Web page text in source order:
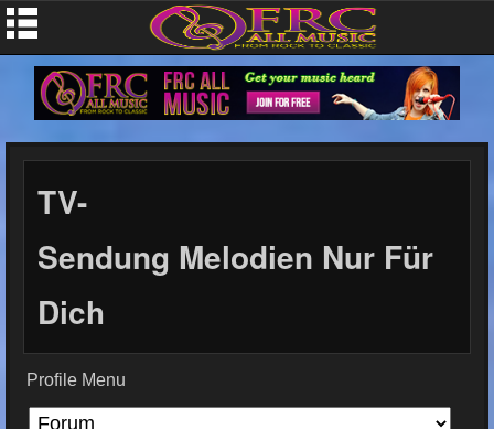
TV-
Sendung Melodien Nur Für
Dich
Profile Menu